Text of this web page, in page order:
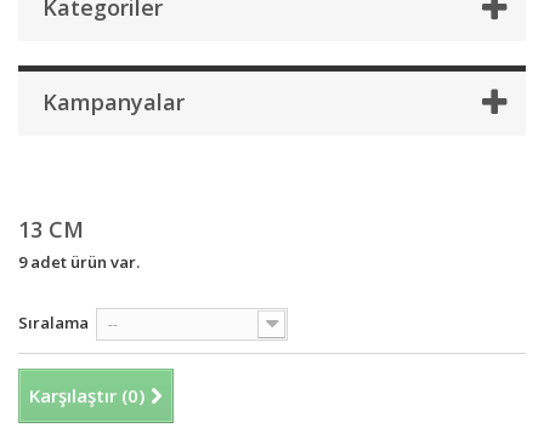
Kategoriler
Kampanyalar
13 CM
9 adet ürün var.
Sıralama --
Karşılaştır (0)